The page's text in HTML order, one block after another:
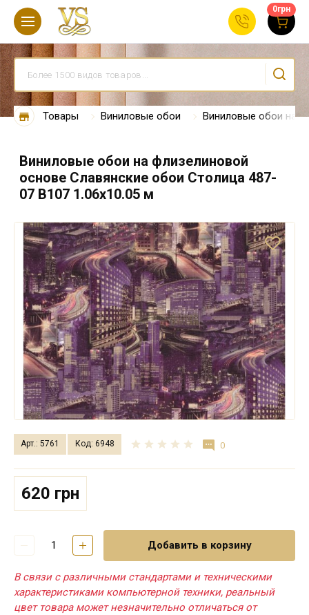
0грн
Товары Виниловые обои Виниловые обои на
Виниловые обои на флизелиновой
основе Славянские обои Столица 487-
07 В107 1.06х10.05 м
Арт.: 5761 Код: 6948 0
620 грн
Добавить в корзину
В связи с различными стандартами и техническими
характеристиками компьютерной техники, реальный
цвет товара может незначительно отличаться от